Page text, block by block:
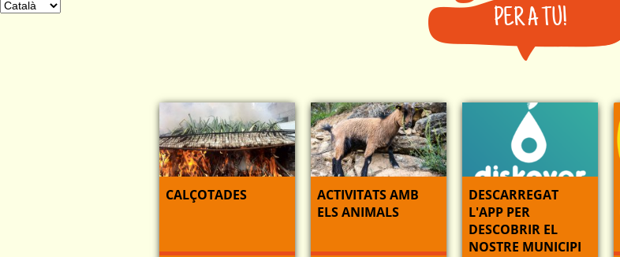
PER A TU!
CALÇOTADES
ACTIVITATS AMB
ELS ANIMALS
DESCARREGAT
L'APP PER
DESCOBRIR EL
NOSTRE MUNICIPI